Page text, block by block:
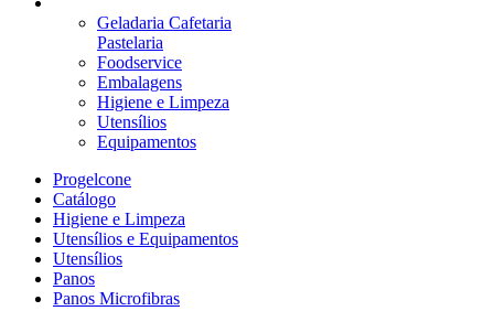
Geladaria Cafetaria
Pastelaria
Foodservice
Embalagens
Higiene e Limpeza
Utensílios
Equipamentos
Progelcone
Catálogo
Higiene e Limpeza
Utensílios e Equipamentos
Utensílios
Panos
Panos Microfibras